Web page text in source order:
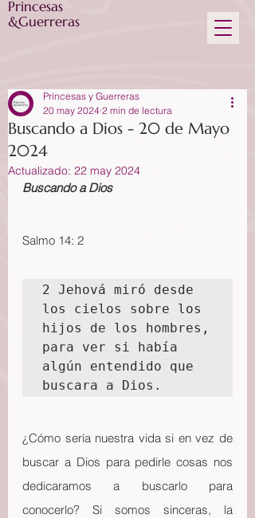
Princesas
&Guerreras
Buscando a Dios - 20 de Mayo
2024
Princesas y Guerreras
20 may 2024 2 min de lectura
Actualizado: 22 may 2024
Buscando a Dios
Salmo 14: 2
2 Jehová miró desde
los cielos sobre los
hijos de los hombres,
para ver si había
algún entendido que
buscara a Dios.
¿Cómo sería nuestra vida si en vez de
buscar a Dios para pedirle cosas nos
dedicaramos a buscarlo para
conocerlo? Si somos sinceras, la